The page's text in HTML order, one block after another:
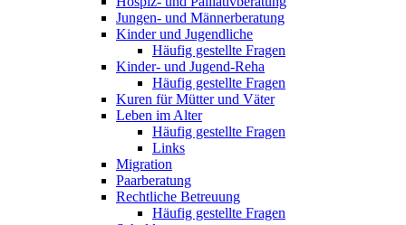
Jungen- und Männerberatung
Kinder und Jugendliche
Häufig gestellte Fragen
Kinder- und Jugend-Reha
Häufig gestellte Fragen
Kuren für Mütter und Väter
Leben im Alter
Häufig gestellte Fragen
Links
Migration
Paarberatung
Rechtliche Betreuung
Häufig gestellte Fragen